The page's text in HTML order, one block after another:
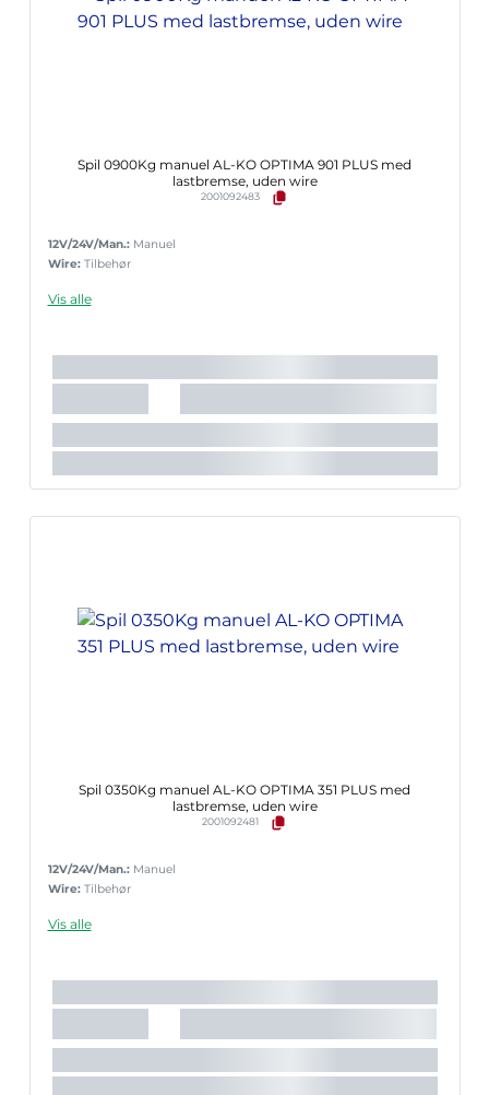
Spil 0900Kg manuel AL-KO OPTIMA 901 PLUS med
lastbremse, uden wire
2001092483
12V/24V/Man.: Manuel
Wire: Tilbehør
Vis alle
Spil 0350Kg manuel AL-KO OPTIMA 351 PLUS med
lastbremse, uden wire
2001092481
12V/24V/Man.: Manuel
Wire: Tilbehør
Vis alle